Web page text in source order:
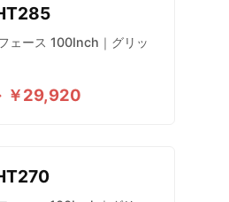
ェース 100Inch｜グリッ
￥29,920